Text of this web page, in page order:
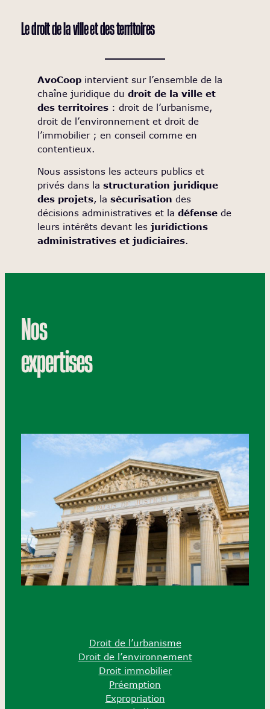
Le droit de la ville et des territoires
AvoCoopintervient sur l’ensemble de la
chaîne juridique du droit de la ville et
des territoires: droit de l’urbanisme,
droit de l’environnement et droit de
l’immobilier ; en conseil comme en
contentieux.
Nous assistons les acteurs publics et
privés dans la structuration juridique
des projets, la sécurisation des
décisions administratives et la défensede
leurs intérêts devant les juridictions
administratives et judiciaires.
Nos
expertises
Droit de l’urbanisme
Droit de l’environnement
Droit immobilier
Préemption
Expropriation